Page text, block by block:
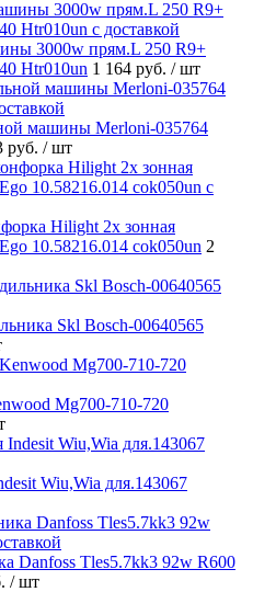
3000w прям.L 250 R9+
Htr010un 1 164 руб. / шт
машины Merloni-035764
руб. / шт
Hilight 2х зонная
10.58216.014 cok050un 2
Skl Bosch-00640565
Mg700-710-720
Wiu,Wia для.143067
Danfoss Tles5.7kk3 92w R600
/ шт